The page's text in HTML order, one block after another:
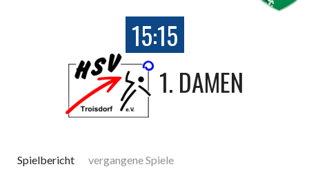
15:15
1. DAMEN
Spielbericht vergangene Spiele